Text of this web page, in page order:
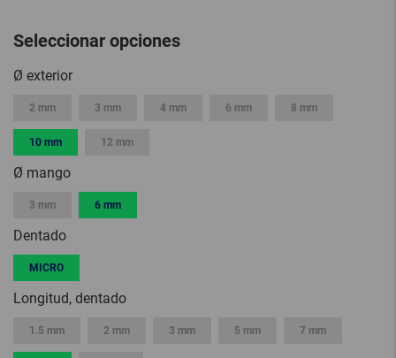
Seleccionar opciones
Ø exterior
2 mm 3 mm 4 mm 6 mm 8 mm
10 mm 12 mm
Ø mango
3 mm 6 mm
Dentado
MICRO
Longitud, dentado
1.5 mm 2 mm 3 mm 5 mm 7 mm